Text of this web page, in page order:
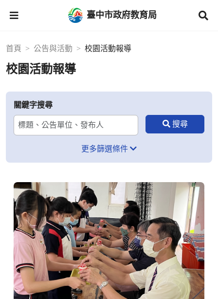
臺中市政府教育局
首頁 公告與活動 校園活動報導
校園活動報導
關鍵字搜尋
更多篩選條件